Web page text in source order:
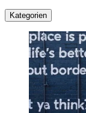
Kategorien